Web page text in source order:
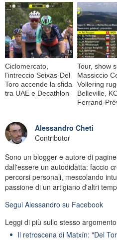
Ciclomercato,
l'intreccio Seixas-Del
Toro accende la sfida
tra UAE e Decathlon
Tour, show
Massiccio
Vollering
Belleville,
Ferrand-
Alessandro Cheti
Contributor
Sono un blogger e autore di
dall'essere un autodidatta: faccio
percorsi personali, mescolando
passione di un artigiano d'altri
Segui Alessandro su Facebook
Leggi di più sullo stesso
Il retroscena di Matxín: "Del